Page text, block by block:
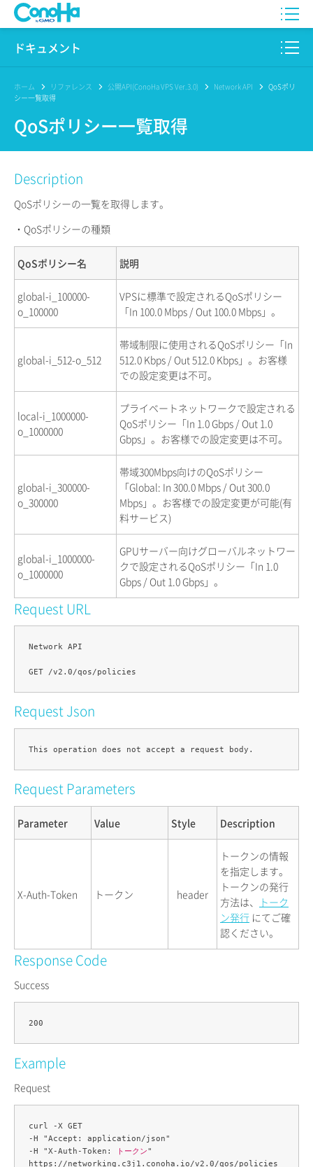
WING
Pencil
サービス一覧
サポート
ログイン
ドキュメント
このサイトについて
プロダクト
リファレンス
リリースノート
ホーム リファレンス 公開API(ConoHa VPS Ver.3.0) Network API
QoSポリ
シー一覧取得
QoSポリシー一覧取得
Description
QoSポリシーの一覧を取得します。
・QoSポリシーの種類
QoSポリシー名 説明
global-i_100000-
o_100000
VPSに標準で設定されるQoSポリシー
「In 100.0 Mbps / Out 100.0 Mbps」。
global-i_512-o_512
帯域制限に使用されるQoSポリシー「In
512.0 Kbps / Out 512.0 Kbps」。お客様
での設定変更は不可。
local-i_1000000-
o_1000000
プライベートネットワークで設定される
QoSポリシー「In 1.0 Gbps / Out 1.0
Gbps」。お客様での設定変更は不可。
global-i_300000-
o_300000
帯域300Mbps向けのQoSポリシー
「Global: In 300.0 Mbps / Out 300.0
Mbps」。お客様での設定変更が可能(有
料サービス)
global-i_1000000-
o_1000000
GPUサーバー向けグローバルネットワー
クで設定されるQoSポリシー「In 1.0
Gbps / Out 1.0 Gbps」。
Request URL
Network API
Request Json
Request Parameters
Parameter Value Style Description
X-Auth-Token トークン header
トークンの情報
を指定します。
トークンの発行
方法は、
トーク
ン発行 にてご確
認ください。
Response Code
Success
Example
Request
curl -X GET
-H "Accept: application/json"
-H "X-Auth-Token:
トークン"